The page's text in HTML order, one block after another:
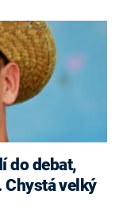
do debat,
Chystá velký